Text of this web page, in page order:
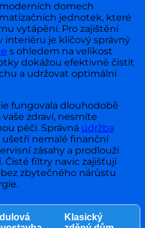
domech
jednotek, které
vytápění. Pro zajištění
je klíčový správný
s ohledem na velikost
dokážou efektivně čistit
a udržovat optimální
fungovala dlouhodobě
zdraví, nesmíte
péči. Správná údržba
ušetří nemalé finanční
zásahy a prodlouží
Čisté filtry navíc zajišťují
zbytečného nárůstu
Klasický